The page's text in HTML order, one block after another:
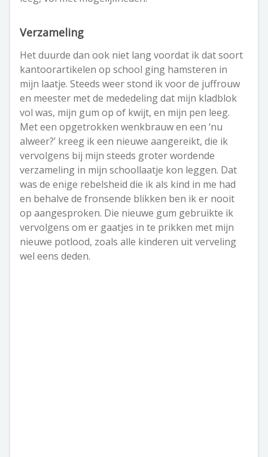
Verzameling
Het duurde dan ook niet lang voordat ik dat soort
kantoorartikelen op school ging hamsteren in
mijn laatje. Steeds weer stond ik voor de juffrouw
en meester met de mededeling dat mijn kladblok
vol was, mijn gum op of kwijt, en mijn pen leeg.
Met een opgetrokken wenkbrauw en een ‘nu
alweer?’ kreeg ik een nieuwe aangereikt, die ik
vervolgens bij mijn steeds groter wordende
verzameling in mijn schoollaatje kon leggen. Dat
was de enige rebelsheid die ik als kind in me had
en behalve de fronsende blikken ben ik er nooit
op aangesproken. Die nieuwe gum gebruikte ik
vervolgens om er gaatjes in te prikken met mijn
nieuwe potlood, zoals alle kinderen uit verveling
wel eens deden.